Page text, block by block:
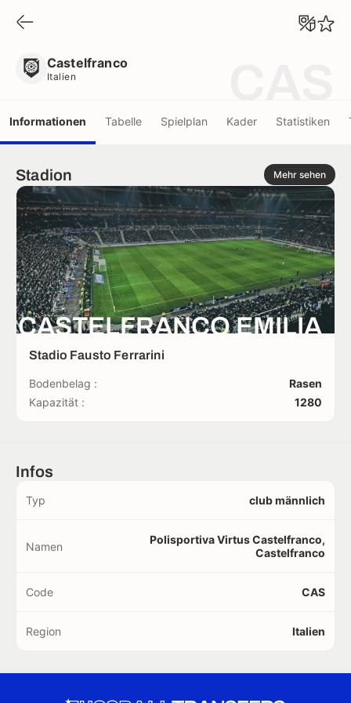
Castelfranco
Italien
Informationen Tabelle Spielplan Kader Statistiken
Stadion Mehr sehen
CASTELFRANCO EMILIA
Stadio Fausto Ferrarini
Bodenbelag :
Rasen
Kapazität :
1280
Infos
Typ club männlich
Namen
Polisportiva Virtus Castelfranco,
Castelfranco
Code CAS
Region Italien